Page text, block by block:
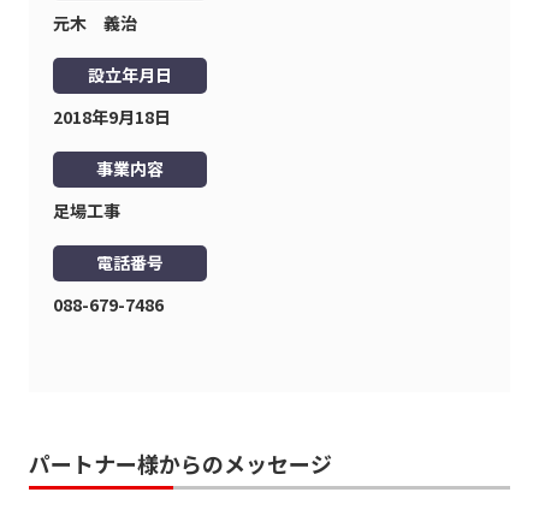
元木 義治
設立年月日
2018年9月18日
事業内容
足場工事
電話番号
088-679-7486
パートナー様からのメッセージ